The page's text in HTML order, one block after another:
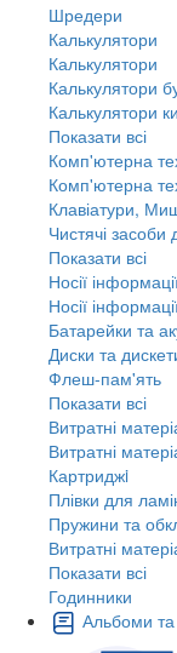
Шредери
Калькулятори
Калькулятори
Калькулятори
Калькулятори
Показати всі
Комп'ютерна
Комп'ютерна
Клавіатури,
Чистячі засоби
Показати всі
Носії
Носії
Батарейки та
Диски та
Флеш-пам'ять
Показати всі
Витратні
Витратні
Картриджi
Плівки для
Пружини та
Витратні
Показати всі
Годинники
Альбоми та